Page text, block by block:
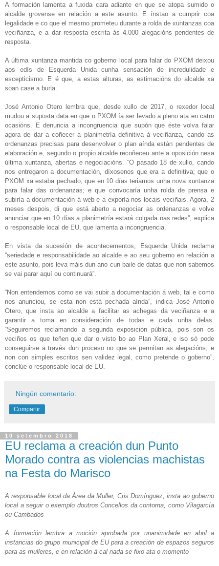
A formación lamenta a fuxida cara adiante en que se atopa sumido o
alcalde grovense en relación a este asunto. E ínstao a cumprir coa
legalidade e co que el mesmo prometeu durante a rolda de xuntanzas coa
veciñanza, e a dar resposta escrita ás 4.000 alegacións pendentes de
resposta.
A última xuntanza mantida co goberno local para falar do PXOM deixou
aos edís de Esquerda Unida cunha sensación de incredulidade e
escepticismo. E é que, a estas alturas, as estimacións do alcalde xa
soan case a burla.
José Antonio Otero lembra que, desde xullo de 2017, o rexedor local
mudou a suposta data en que o PXOM ía ser levado a pleno ata en catro
ocasións. E denuncia a incongruencia que supón que éste volva falar
agora de dar a coñecer a planimetría definitiva á veciñanza, cando as
ordenanzas precisas para desenvolver o plan aínda están pendentes de
elaboración e, segundo o propio alcalde recoñeceu ante a oposición nesa
última xuntanza, abertas e negociacións. “O pasado 18 de xullo, cando
nos entregaron a documentación, díxosenos que era a definitiva; que o
PXOM xa estaba pechado; que en 10 días teriamos unha nova xuntanza
para falar das ordenanzas; e que convocaría unha rolda de prensa e
subiría a documentación á web e a exporía nos locais veciñais. Agora, 2
meses despois, di que está aberto a negociar as ordenanzas e volve
anunciar que en 10 días a planimetría estará colgada nas redes”, explica
o responsable local de EU, que lamenta a incongruencia.
En vista da sucesión de acontecementos, Esquerda Unida reclama
“seriedade e responsabilidade ao alcalde e ao seu goberno en relación a
este asunto, pois leva máis dun ano cun baile de datas que non sabemos
se vai parar aquí ou continuará”.
“Non entendemos como se vai subir a documentación á web, tal e como
nos anunciou, se esta non está pechada aínda”, indica José Antonio
Otero, que insta ao alcalde a facilitar as achegas da veciñanza e a
garantir a toma en consideración de todas e cada unha delas.
“Seguiremos reclamando a segunda exposición pública, pois son os
veciños os que teñen que dar o visto bo ao Plan Xeral, e iso só pode
conseguirse a través dun proceso no que se permitan as alegacións, e
non con simples escritos sen validez legal, como pretende o goberno”,
conclúe o responsable local de EU.
Ningún comentario:
Compartir
10 setembro 2018
EU reclama a creación dun Punto
Morado contra as violencias machistas
na Festa do Marisco
A responsable local da Área da Muller, Cris Domínguez, insta ao goberno
local a seguir o exemplo doutros Concellos da contorna, como Vilagarcía
ou Cambados
A formación lembra a moción aprobada por unanimidade en abril a
instancias do grupo municipal de EU para a creación de espazos seguros
para as mulleres, e en relación á cal nada se fixo ata o momento